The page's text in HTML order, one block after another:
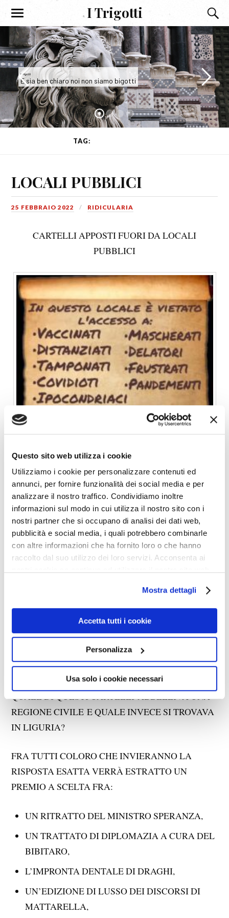
Questo sito web utilizza i cookie
Utilizziamo i cookie per personalizzare contenuti ed
annunci, per fornire funzionalità dei social media e per
analizzare il nostro traffico. Condividiamo inoltre
informazioni sul modo in cui utilizza il nostro sito con i
nostri partner che si occupano di analisi dei dati web,
pubblicità e social media, i quali potrebbero combinarle
con altre informazioni che ha fornito loro o che hanno
raccolto dal suo utilizzo dei loro servizi. Acconsenta ai
Mostra dettagli
Accetta tutti i cookie
Personalizza
Usa solo i cookie necessari
I Trigotti
I Trigotti
E sia ben chiaro noi non siamo bigotti
TAG:
LOCALI PUBBLICI
25 FEBBRAIO 2022 RIDICULARIA
CARTELLI APPOSTI FUORI DA LOCALI
PUBBLICI
DOMANDA:
QUALE DI QUESTI CARTELLI ABBELLIVA UNA
REGIONE CIVILE E QUALE INVECE SI TROVAVA
IN LIGURIA?
FRA TUTTI COLORO CHE INVIERANNO LA
RISPOSTA ESATTA VERRÀ ESTRATTO UN
PREMIO A SCELTA FRA:
UN RITRATTO DEL MINISTRO SPERANZA,
UN TRATTATO DI DIPLOMAZIA A CURA DEL
BIBITARO,
L’IMPRONTA DENTALE DI DRAGHI,
UN’EDIZIONE DI LUSSO DEI DISCORSI DI
MATTARELLA,